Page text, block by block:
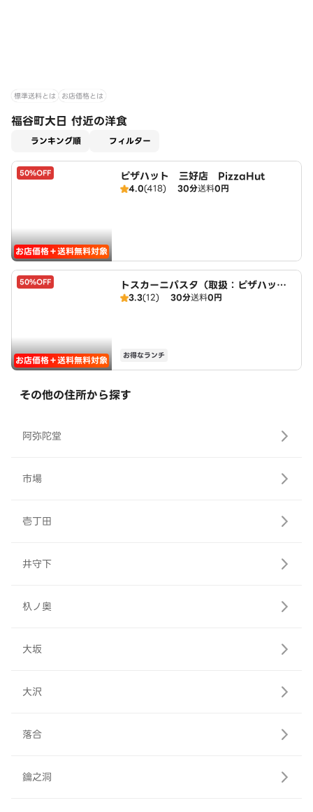
標準送料とは お店価格とは
福谷町大日 付近の洋食
ランキング順 フィルター
50%OFF
お店価格＋送料無料対象
ピザハット 三好店 PizzaHut
4.0(418) 30分送料0円
50%OFF
お店価格＋送料無料対象
トスカーニパスタ（取扱：ピザハット
三好店）
3.3(12) 30分送料0円
お得なランチ
その他の住所から探す
阿弥陀堂
市場
壱丁田
井守下
杁ノ奥
大坂
大沢
落合
鑰之洞